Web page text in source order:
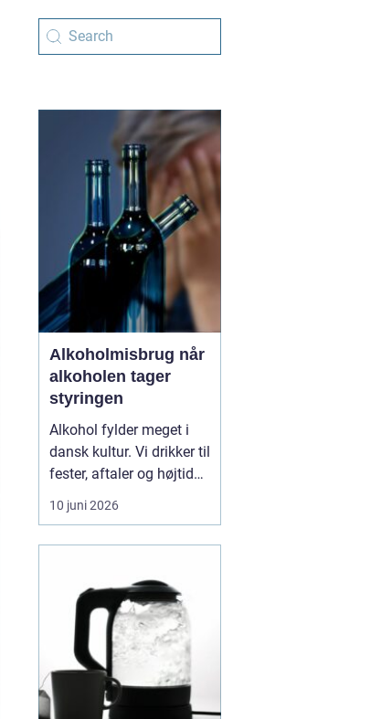
Alkoholmisbrug når
alkoholen tager
styringen
Alkohol fylder meget i
dansk kultur. Vi drikker til
fester, aftaler og højtider,
og for de fleste er det
uproblematisk. For nogle
begyndte som hygge,
bliver til noget, der styrer
hverdagen. Når
alkoholen ...
10 juni 2026